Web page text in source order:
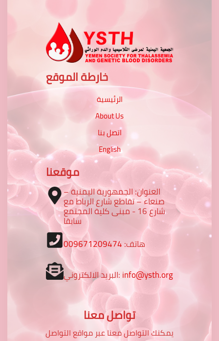
خارطة الموقع
الرئيسية
About Us
اتصل بنا
English
موقعنا
العنوان: الجمهورية اليمنية –
صنعاء – تقاطع شارع الرباط مع
شارع 16 - مبنى كلية المجتمع
سابقا
هاتف:009671209474
البريد الالكتروني:info@ysth.org
تواصل معنا
يمكنك التواصل معنا عبر مواقع التواصل